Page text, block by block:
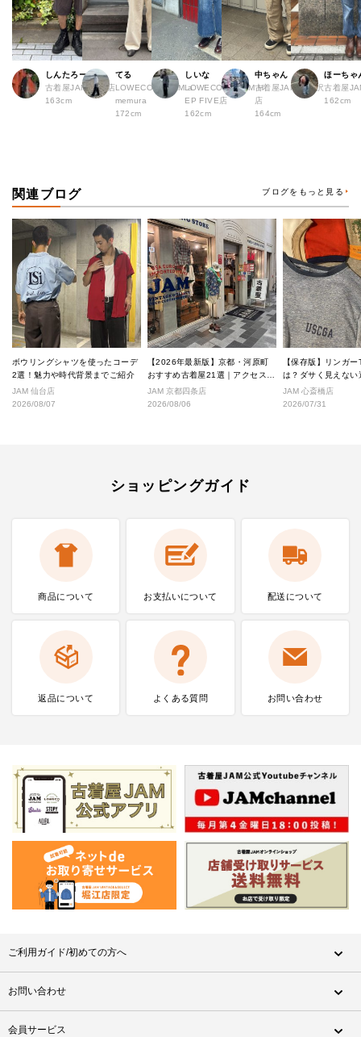
しんたろー
古着屋JAM 仙台店
163cm
てる
LOWECO by JAM a
memura
172cm
しいな
LOWECO by JAM H
EP FIVE店
162cm
中ちゃん
古着屋JAM 下北沢
店
164cm
ほーちゃ
古着屋
162cm
関連ブログ ブログをもっと見る
ボウリングシャツを使ったコーデ
2選！魅力や時代背景までご紹介
JAM 仙台店
2026/08/07
【2026年最新版】京都・河原町
おすすめ古着屋21選｜アクセス良
好な絶対行くべきショップ厳選！
JAM 京都四条店
2026/08/06
【保存版】リンガ
は？ダサく見えない
なし完全ガイド
JAM 心斎橋店
2026/07/31
ショッピングガイド
商品について お支払いについて 配送について
返品について よくある質問 お問い合わせ
ご利用ガイド/初めての方へ
お問い合わせ
会員サービス